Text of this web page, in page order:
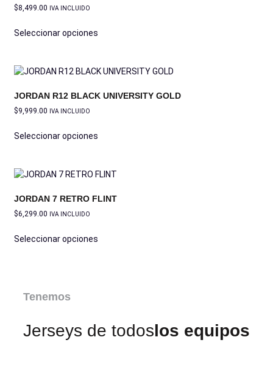
$8,499.00 IVA INCLUIDO
Seleccionar opciones
JORDAN R12 BLACK UNIVERSITY GOLD
$9,999.00 IVA INCLUIDO
Seleccionar opciones
JORDAN 7 RETRO FLINT
$6,299.00 IVA INCLUIDO
Seleccionar opciones
Tenemos
Jerseys de todoslos equipos